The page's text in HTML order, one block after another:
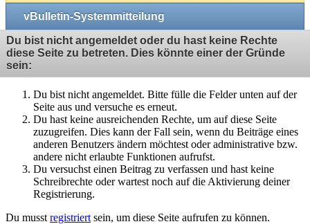
vBulletin-Systemmitteilung
Du bist nicht angemeldet oder du hast keine Rechte
diese Seite zu betreten. Dies könnte einer der Gründe
sein:
Du bist nicht angemeldet. Bitte fülle die Felder unten auf der
Seite aus und versuche es erneut.
Du hast keine ausreichenden Rechte, um auf diese Seite
zuzugreifen. Dies kann der Fall sein, wenn du Beiträge eines
anderen Benutzers ändern möchtest oder administrative bzw.
andere nicht erlaubte Funktionen aufrufst.
Du versuchst einen Beitrag zu verfassen und hast keine
Schreibrechte oder wartest noch auf die Aktivierung deiner
Registrierung.
Du musst registriert sein, um diese Seite aufrufen zu können.